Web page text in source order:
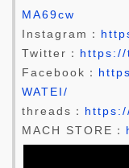
MA69cw
Instagram：
Twitter： https://
Facebook：
WATEI/
threads：
MACH STORE：